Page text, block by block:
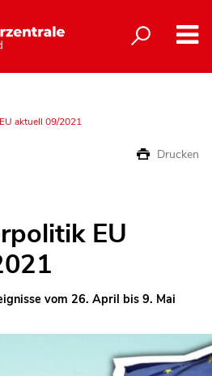
aktuell 09/2021
Drucken
EU
vom 26. April bis 9. Mai